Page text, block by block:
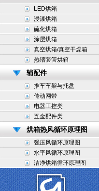
LED烘箱
浸漆烘箱
硫化烘箱
涂层烘箱
真空烘箱/真空干燥箱
热缩套管烘箱
辅配件
推车车架与托盘
传动网带
电器工控类
五金配件类
烘箱热风循环原理图
强压风循环原理图
水平风循环原理图
洁净烘箱循环原理图